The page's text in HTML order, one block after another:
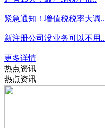
紧急通知！增值税税率大调..
新注册公司没业务可以不用..
更多详情
热点资讯
热点资讯